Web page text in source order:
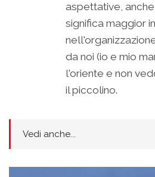
aspettative,
significa maggior
da noi (io e mio
l'oriente e non
il piccolino.
Vedi anche...